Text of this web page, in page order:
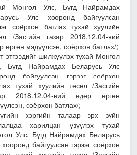
Монгол Улс, Бүгд Найрамдах
Улс хооронд байгуулсан
соёрхон батлах тухай хуулийн
/Засгийн газар 2018.12.04-ний
өргөн мэдүүлсэн, соёрхон батлах/;
этгээдийг шилжүүлэх тухай Монгол
Бүгд Найрамдах Беларусь Улс
байгуулсан гэрээг соёрхон
тухай хуулийн төсөл/Засгийн
2018.12.04-ний өдөр өргөн
соёрхон батлах/;
хэргийн талаар эрх зүйн
харилцан үзүүлэх тухай
Улс, Бүгд Найрамдах Беларусь
байгуулсан гэрээг соёрхон